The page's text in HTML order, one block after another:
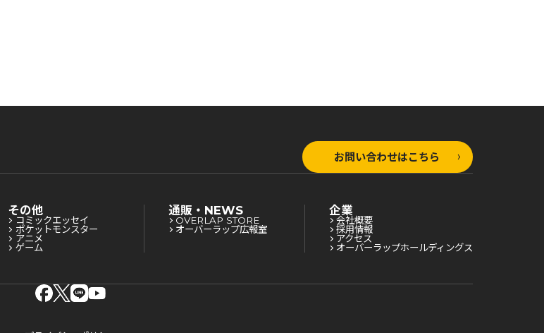
お問い合わせはこちら
その他
コミックエッセイ
ポケットモンスター
アニメ
ゲーム
通販・NEWS
OVERLAP STORE
オーバーラップ広報室
企業
会社概要
採用情報
アクセス
オーバーラップホールディングス